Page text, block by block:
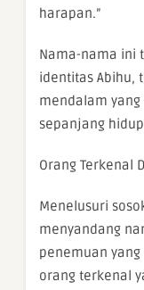
harapan.”
Nama-nama ini
identitas Abihu,
mendalam
sepanjang
Orang Terkenal
Menelusuri
menyandang
penemuan
orang terkenal